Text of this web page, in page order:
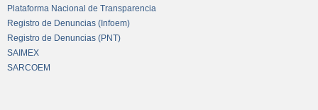
Plataforma Nacional de Transparencia
Registro de Denuncias (Infoem)
Registro de Denuncias (PNT)
SAIMEX
SARCOEM